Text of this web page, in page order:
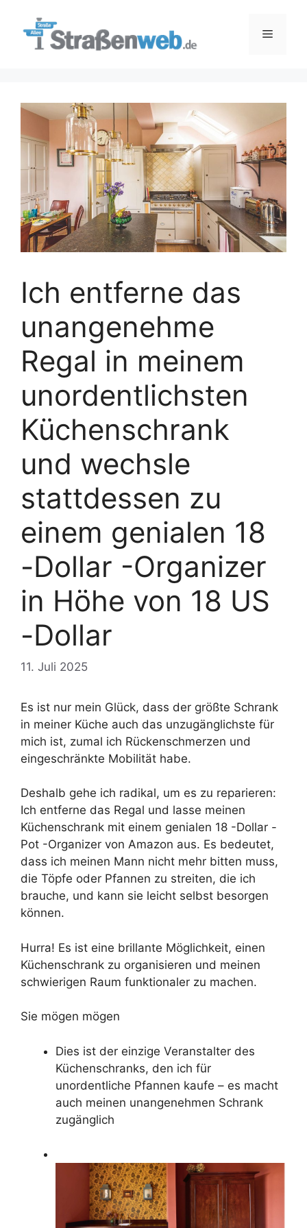
Menü
Ich entferne das
unangenehme
Regal in meinem
unordentlichsten
Küchenschrank
und wechsle
stattdessen zu
einem genialen 18
-Dollar -Organizer
in Höhe von 18 US
-Dollar
11. Juli 2025
Es ist nur mein Glück, dass der größte Schrank
in meiner Küche auch das unzugänglichste für
mich ist, zumal ich Rückenschmerzen und
eingeschränkte Mobilität habe.
Deshalb gehe ich radikal, um es zu reparieren:
Ich entferne das Regal und lasse meinen
Küchenschrank mit einem genialen 18 -Dollar -
Pot -Organizer von Amazon aus. Es bedeutet,
dass ich meinen Mann nicht mehr bitten muss,
die Töpfe oder Pfannen zu streiten, die ich
brauche, und kann sie leicht selbst besorgen
können.
Hurra! Es ist eine brillante Möglichkeit, einen
Küchenschrank zu organisieren und meinen
schwierigen Raum funktionaler zu machen.
Sie mögen mögen
Dies ist der einzige Veranstalter des
Küchenschranks, den ich für
unordentliche Pfannen kaufe – es macht
auch meinen unangenehmen Schrank
zugänglich